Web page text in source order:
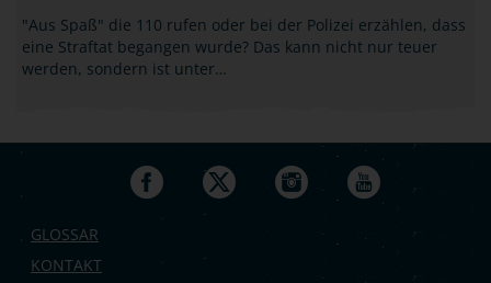
"Aus Spaß" die 110 rufen oder bei der Polizei erzählen, dass
eine Straftat begangen wurde? Das kann nicht nur teuer
werden, sondern ist unter…
GLOSSAR
KONTAKT